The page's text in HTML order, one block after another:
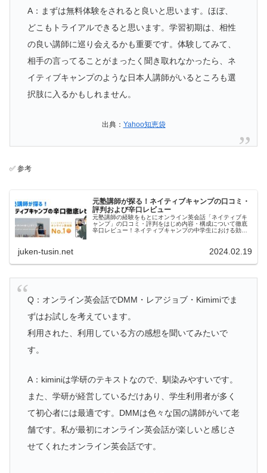
A：まずは無料体験をされると良いと思います。ほぼ、
どこもトライアルできると思います。学習初期は、相性
の良い講師に巡り会えるかも重要です。体験してみて、
相手の言ってることがまったく聞き取れなかったら、ネ
イティブキャンプのような日本人講師がいるところも選
択肢に入るかもしれません。
出典： Yahoo知恵袋
✅ 参考
元塾講師が探る！ネイティブキャンプの口コミ・
評判および辛口レビュー
元塾講師の経験をもとにオンライン英会話「ネイティブキ
ャンプ」の口コミ・評判をはじめ内容・構成について徹底
辛口レビュー！ネイティブキャンプの中学生における効
juken-tusin.net 2024.02.19
Q：オンライン英会話でDMM・レアジョブ・Kimimiでま
ずはお試しを考えています。
利用された、利用している方の感想を聞いてみたいで
す。
A：kiminiは学研のテキストなので、馴染みやすいです。
また、学研が経営しているだけあり、学生利用者が多く
て初心者には最適です。DMMは色々な国の講師がいて老
舗です。私が最初にオンライン英会話が楽しいと感じさ
せてくれたオンライン英会話です。